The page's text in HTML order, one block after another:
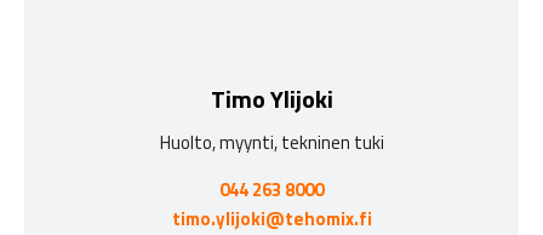
Timo Ylijoki
Huolto, myynti, tekninen tuki
044 263 8000
timo.ylijoki@tehomix.fi